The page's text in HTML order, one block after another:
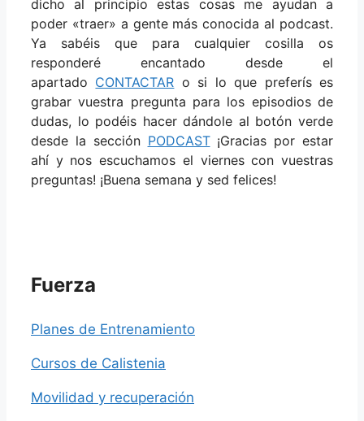
dicho al principio estas cosas me ayudan a
poder «traer» a gente más conocida al podcast.
Ya sabéis que para cualquier cosilla os
responderé encantado desde el
apartado CONTACTAR o si lo que preferís es
grabar vuestra pregunta para los episodios de
dudas, lo podéis hacer dándole al botón verde
desde la sección PODCAST¡Gracias por estar
ahí y nos escuchamos el viernes con vuestras
preguntas! ¡Buena semana y sed felices!
Fuerza
Planes de Entrenamiento
Cursos de Calistenia
Movilidad y recuperación